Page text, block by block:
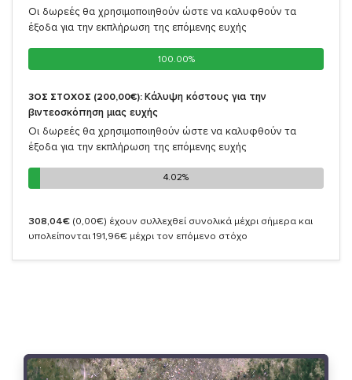
Οι δωρεές θα χρησιμοποιηθούν ώστε να καλυφθούν τα
έξοδα για την εκπλήρωση της επόμενης ευχής
100.00%
100.00%
3ΟΣ ΣΤΟΧΟΣ (200,00€): Κάλυψη κόστους για την
βιντεοσκόπηση μιας ευχής
Οι δωρεές θα χρησιμοποιηθούν ώστε να καλυφθούν τα
έξοδα για την εκπλήρωση της επόμενης ευχής
4.02%
4.02%
308,04€ (0,00€) έχουν συλλεχθεί συνολικά μέχρι σήμερα και
υπολείπονται 191,96€ μέχρι τον επόμενο στόχο